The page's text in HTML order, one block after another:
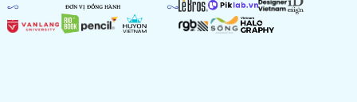
ĐƠN VỊ ĐỒNG HÀNH